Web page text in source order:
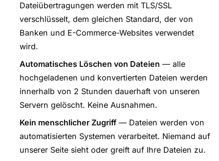
Dateiübertragungen werden mit TLS/SSL
verschlüsselt, dem gleichen Standard, der von
Banken und E-Commerce-Websites verwendet
wird.
Automatisches Löschen von Dateien — alle
hochgeladenen und konvertierten Dateien werden
innerhalb von 2 Stunden dauerhaft von unseren
Servern gelöscht. Keine Ausnahmen.
Kein menschlicher Zugriff — Dateien werden von
automatisierten Systemen verarbeitet. Niemand auf
unserer Seite sieht oder greift auf Ihre Dateien zu.